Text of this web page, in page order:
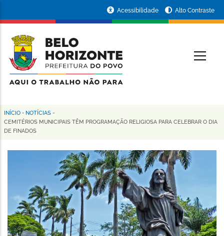
conteúdo
principal
da
Prefeitura
de
Horizonte
Acessibilidade Alto Contraste
Trilha
de
navegação
INÍCIO - NOTÍCIAS -
CEMITÉRIOS MUNICIPAIS TÊM PROGRAMAÇÃO RELIGIOSA PARA CELEBRAR O DIA
DE FINADOS